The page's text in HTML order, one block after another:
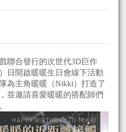
聯合發行的次世代3D巨作
日開啟暖暖生日會線下活動
為主角暖暖（Nikki）打造了
並邀請喜愛暖暖的搭配師們